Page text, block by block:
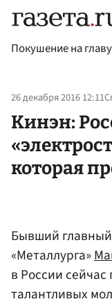
Покушение на
26 декабря 2016 12:11
Кинэн:
которая
Бывший главный
«Металлурга»
в России сейчас
талантливых